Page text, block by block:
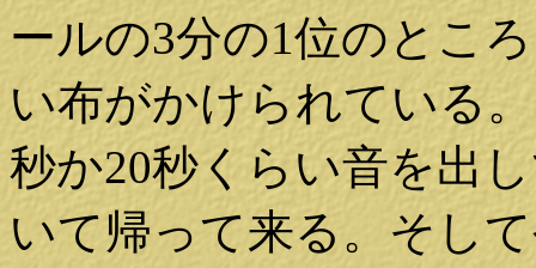
ールの3分の1位のとこ
い布がかけられている
秒か20秒くらい音を出
いて帰って来る。そし